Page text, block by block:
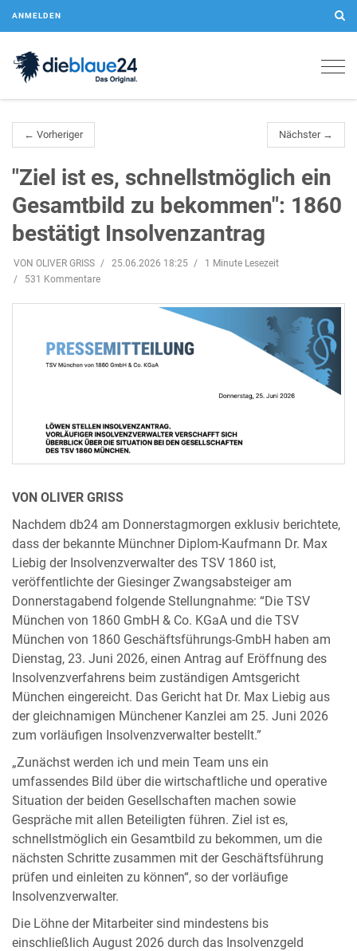
ANMELDEN
← Vorheriger Nächster →
"Ziel ist es, schnellstmöglich ein
Gesamtbild zu bekommen": 1860
bestätigt Insolvenzantrag
VON OLIVER GRISS 25.06.2026 18:25
1 Minute Lesezeit
531 Kommentare
VON OLIVER GRISS
Nachdem db24 am Donnerstagmorgen exklusiv berichtete,
dass der bekannte Münchner Diplom-Kaufmann Dr. Max
Liebig der Insolvenzverwalter des TSV 1860 ist,
veröffentlichte der Giesinger Zwangsabsteiger am
Donnerstagabend folgende Stellungnahme: “Die TSV
München von 1860 GmbH & Co. KGaA und die TSV
München von 1860 Geschäftsführungs-GmbH haben am
Dienstag, 23. Juni 2026, einen Antrag auf Eröffnung des
Insolvenzverfahrens beim zuständigen Amtsgericht
München eingereicht. Das Gericht hat Dr. Max Liebig aus
der gleichnamigen Münchener Kanzlei am 25. Juni 2026
zum vorläufigen Insolvenzverwalter bestellt.”
„Zunächst werden ich und mein Team uns ein
umfassendes Bild über die wirtschaftliche und operative
Situation der beiden Gesellschaften machen sowie
Gespräche mit allen Beteiligten führen. Ziel ist es,
schnellstmöglich ein Gesamtbild zu bekommen, um die
nächsten Schritte zusammen mit der Geschäftsführung
prüfen und einleiten zu können“, so der vorläufige
Insolvenzverwalter.
Die Löhne der Mitarbeiter sind mindestens bis
einschließlich August 2026 durch das Insolvenzgeld